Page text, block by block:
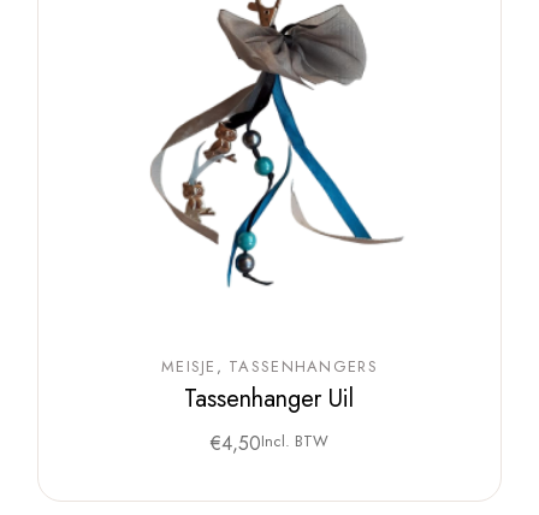
MEISJE TASSENHANGERS
Tassenhanger Uil
€4,50Incl. BTW